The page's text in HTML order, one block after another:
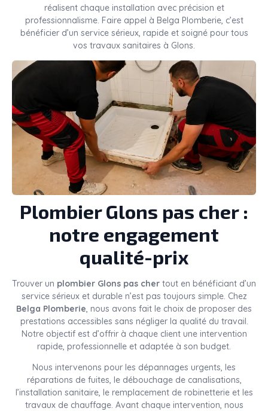
réalisent chaque installation avec précision et
professionnalisme. Faire appel à Belga Plomberie, c’est
bénéficier d’un service sérieux, rapide et soigné pour tous
vos travaux sanitaires à Glons.
Plombier Glons pas cher :
notre engagement
qualité-prix
Trouver un plombier Glons pas cher tout en bénéficiant d’un
service sérieux et durable n’est pas toujours simple. Chez
Belga Plomberie , nous avons fait le choix de proposer des
prestations accessibles sans négliger la qualité du travail.
Notre objectif est d’offrir à chaque client une intervention
rapide, professionnelle et adaptée à son budget.
Nous intervenons pour les dépannages urgents, les
réparations de fuites, le débouchage de canalisations,
l’installation sanitaire, le remplacement de robinetterie et les
travaux de chauffage. Avant chaque intervention, nous